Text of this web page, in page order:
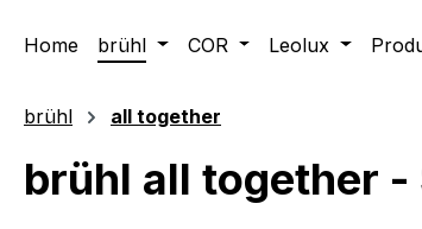
Home brühl COR Leolux
brühl all together
brühl all together